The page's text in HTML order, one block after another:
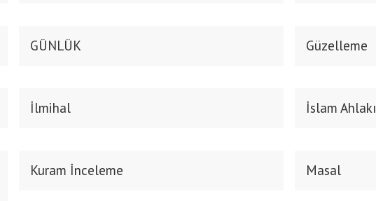
GÜNLÜK Güzelleme
İlmihal İslam Ahlakı
Kuram İnceleme Masal